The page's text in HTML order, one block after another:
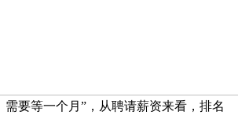
要等一个月”，从聘请薪资来看，排名